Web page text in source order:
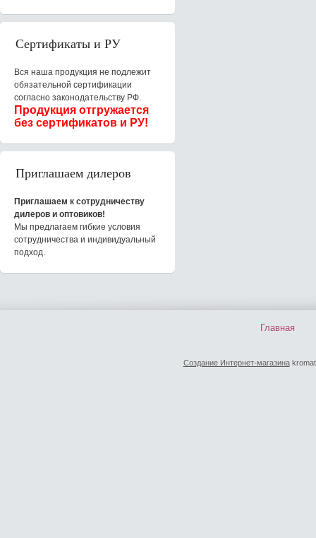
Сертификаты и РУ
Вся наша продукция не подлежит
обязательной сертификации
согласно законодательству РФ.
Продукция отгружается
без сертификатов и РУ!
Приглашаем дилеров
Приглашаем к сотрудничеству
дилеров и оптовиков!
Мы предлагаем гибкие условия
сотрудничества и индивидуальный
подход.
Главная
Создание Интернет-магазина